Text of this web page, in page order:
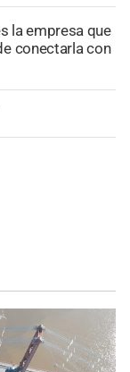
la empresa que
conectarla con